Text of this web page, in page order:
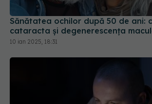
Sănătatea ochilor după 50 de ani:
cataracta și degenerescența
10 ian 2025, 18:31